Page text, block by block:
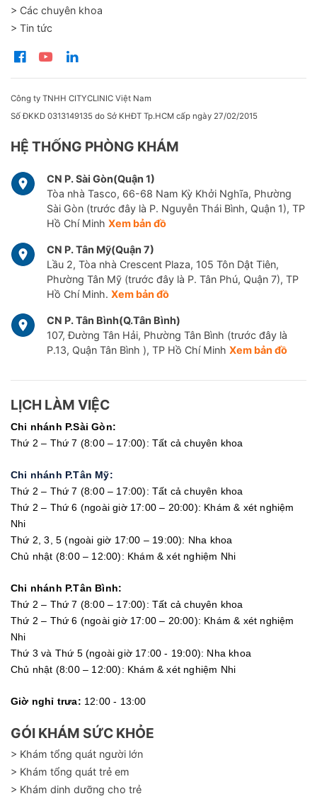
> Các chuyên khoa
> Tin tức
Công ty TNHH CITYCLINIC Việt Nam
Số ĐKKD 0313149135 do Sở KHĐT Tp.HCM cấp ngày 27/02/2015
HỆ THỐNG PHÒNG KHÁM
CN P. Sài Gòn(Quận 1)
Tòa nhà Tasco, 66-68 Nam Kỳ Khởi Nghĩa, Phường
Sài Gòn (trước đây là P. Nguyễn Thái Bình, Quận 1), TP
Hồ Chí Minh Xem bản đồ
CN P. Tân Mỹ(Quận 7)
Lầu 2, Tòa nhà Crescent Plaza, 105 Tôn Dật Tiên,
Phường Tân Mỹ (trước đây là P. Tân Phú, Quận 7), TP
Hồ Chí Minh. Xem bản đồ
CN P. Tân Bình(Q.Tân Bình)
107, Đường Tân Hải, Phường Tân Bình (trước đây là
P.13, Quận Tân Bình ), TP Hồ Chí Minh Xem bản đồ
LỊCH LÀM VIỆC
Chi nhánh P.Sài Gòn:
Thứ 2 – Thứ 7 (8:00 – 17:00): Tất cả chuyên khoa
Chi nhánh P.Tân Mỹ:
Thứ 2 – Thứ 7 (8:00 – 17:00): Tất cả chuyên khoa
Thứ 2 – Thứ 6 (ngoài giờ 17:00 – 20:00): Khám & xét nghiệm
Nhi
Thứ 2, 3, 5 (ngoài giờ 17:00 – 19:00): Nha khoa
Chủ nhật (8:00 – 12:00): Khám & xét nghiệm Nhi
Chi nhánh P.Tân Bình:
Thứ 2 – Thứ 7 (8:00 – 17:00): Tất cả chuyên khoa
Thứ 2 – Thứ 6 (ngoài giờ 17:00 – 20:00): Khám & xét nghiệm
Nhi
Thứ 3 và Thứ 5 (ngoài giờ 17:00 - 19:00): Nha khoa
Chủ nhật (8:00 – 12:00): Khám & xét nghiệm Nhi
Giờ nghỉ trưa: 12:00 - 13:00
GÓI KHÁM SỨC KHỎE
> Khám tổng quát người lớn
> Khám tổng quát trẻ em
> Khám dinh dưỡng cho trẻ